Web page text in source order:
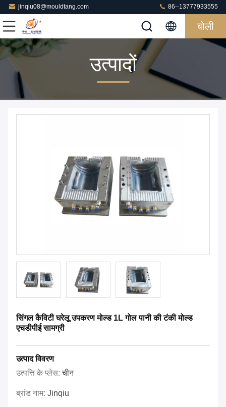
jinqiu08@mouldtang.com 86--13777933555
बोली
उत्पादों
सिंगल कैविटी घरेलू उपकरण मोल्ड 1L गोल पानी की टंकी मोल्ड
एचडीपीई सामग्री
उत्पाद विवरण
उत्पत्ति के प्लेस:चीन
ब्रांड नाम: Jinqiu